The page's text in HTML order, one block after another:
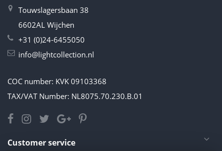
Touwslagersbaan 38
6602AL Wijchen
+31 (0)24-6455050
info@lightcollection.nl
COC number: KVK 09103368
TAX/VAT Number: NL8075.70.230.B.01
Customer service